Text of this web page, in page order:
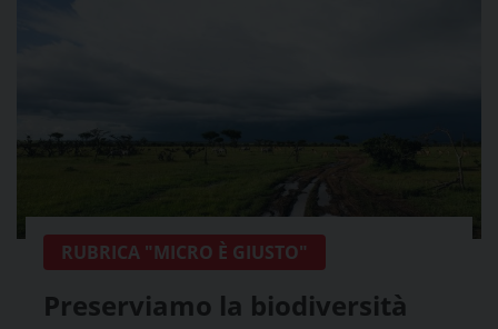
RUBRICA "MICRO È GIUSTO"
Preserviamo la biodiversità